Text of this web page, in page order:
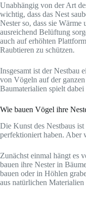
Unabhängig von der Art
wichtig, dass das Nest
Nester so, dass sie
ausreichend Belüftung
auch auf erhöhten
Raubtieren zu schützen.
Insgesamt ist der Nestbau
von Vögeln auf der
Baumaterialien spielt
Wie bauen Vögel ihre
Die Kunst des Nestbaus ist
perfektioniert haben. Aber
Zunächst einmal hängt es
bauen ihre Nester in
bauen oder in Höhlen
aus natürlichen